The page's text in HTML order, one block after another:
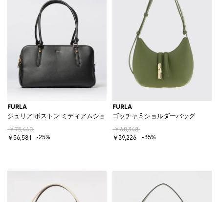
FURLA
ジュリア ボストン ミディアムショルダーバッグ
￥75,440
￥56,581
-25%
FURLA
ゴッチャ S ショルダーバッグ
￥60,348
￥39,226
-35%